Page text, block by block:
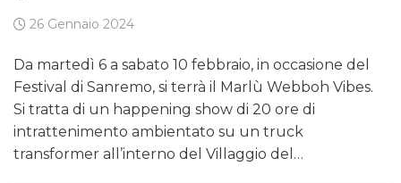
26 Gennaio 2024
Da martedì 6 a sabato 10 febbraio, in occasione del
Festival di Sanremo, si terrà il Marlù Webboh Vibes.
Si tratta di un happening show di 20 ore di
intrattenimento ambientato su un truck
transformer all’interno del Villaggio del…